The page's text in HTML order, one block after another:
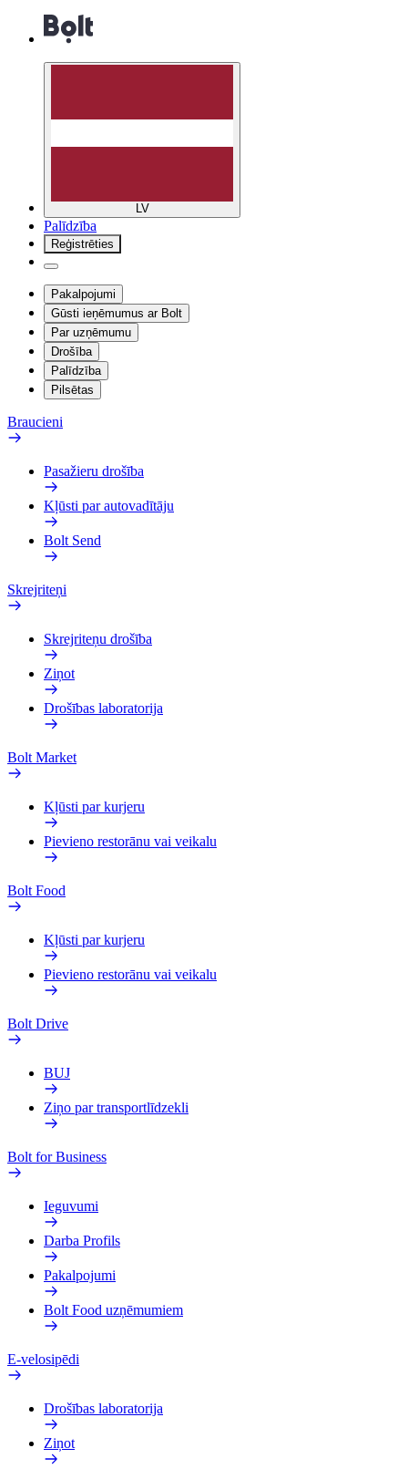
LV
Palīdzība
Reģistrēties
Pakalpojumi
Gūsti ieņēmumus ar Bolt
Par uzņēmumu
Drošība
Palīdzība
Pilsētas
Braucieni
Pasažieru drošība
Kļūsti par autovadītāju
Bolt Send
Skrejriteņi
Skrejriteņu drošība
Ziņot
Drošības laboratorija
Bolt Market
Kļūsti par kurjeru
Pievieno restorānu vai veikalu
Bolt Food
Kļūsti par kurjeru
Pievieno restorānu vai veikalu
Bolt Drive
BUJ
Ziņo par transportlīdzekli
Bolt for Business
Ieguvumi
Darba Profils
Pakalpojumi
Bolt Food uzņēmumiem
E-velosipēdi
Drošības laboratorija
Ziņot